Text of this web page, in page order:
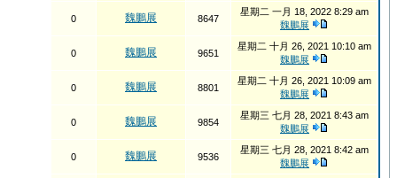
0 魏鵬展 8647
星期二 一月 18, 2022 8:29 am
魏鵬展
0 魏鵬展 9651
星期二 十月 26, 2021 10:10 am
魏鵬展
0 魏鵬展 8801
星期二 十月 26, 2021 10:09 am
魏鵬展
0 魏鵬展 9854
星期三 七月 28, 2021 8:43 am
魏鵬展
0 魏鵬展 9536
星期三 七月 28, 2021 8:42 am
魏鵬展